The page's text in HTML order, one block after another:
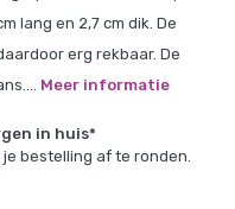
lang en 2,7 cm dik. De
erg rekbaar. De
Meer informatie
in huis*
je bestelling af te ronden.